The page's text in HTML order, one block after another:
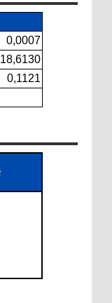
0,0007
18,6130
0,1121